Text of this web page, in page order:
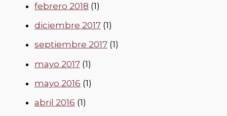
febrero 2018 (1)
diciembre 2017 (1)
septiembre 2017 (1)
mayo 2017 (1)
mayo 2016 (1)
abril 2016 (1)